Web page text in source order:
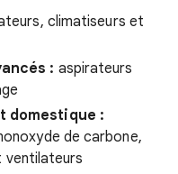
climatiseurs et
: aspirateurs
domestique :
de carbone,
ventilateurs